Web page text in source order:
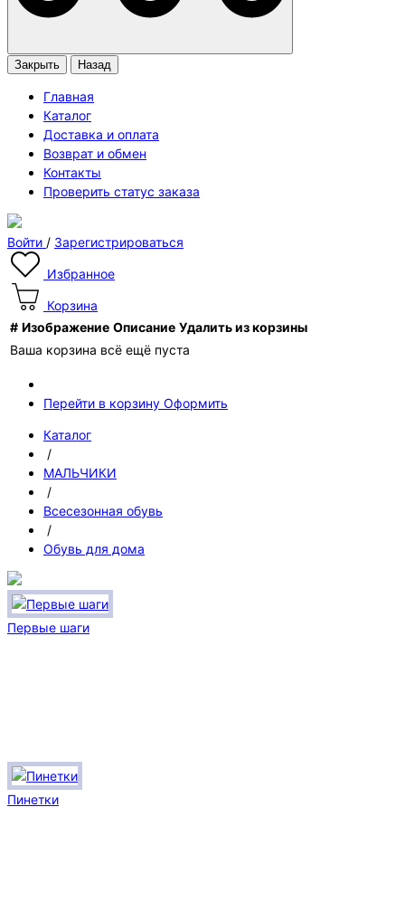
Закрыть Назад
Главная
Каталог
Доставка и оплата
Возврат и обмен
Контакты
Проверить статус заказа
Войти / Зарегистрироваться
Избранное
Корзина
# Изображение Описание Удалить из корзины
Ваша корзина всё ещё пуста
Перейти в корзину Оформить
Каталог
/
МАЛЬЧИКИ
/
Всесезонная обувь
/
Обувь для дома
Первые шаги
Пинетки